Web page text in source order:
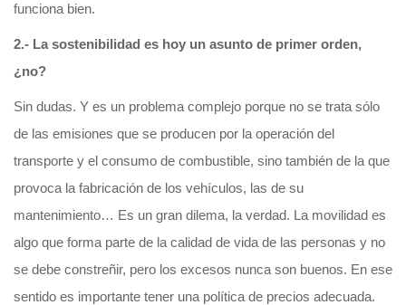
funciona bien.
2.- La sostenibilidad es hoy un asunto de primer orden,
¿no?
Sin dudas. Y es un problema complejo porque no se trata sólo
de las emisiones que se producen por la operación del
transporte y el consumo de combustible, sino también de la que
provoca la fabricación de los vehículos, las de su
mantenimiento… Es un gran dilema, la verdad. La movilidad es
algo que forma parte de la calidad de vida de las personas y no
se debe constreñir, pero los excesos nunca son buenos. En ese
sentido es importante tener una política de precios adecuada.